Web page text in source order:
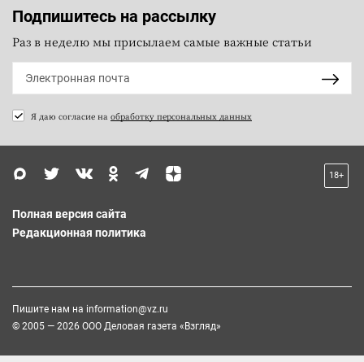
Подпишитесь на рассылку
Раз в неделю мы присылаем самые важные статьи
Я даю согласие на обработку персональных данных
18+
Полная версия сайта
Редакционная политика
Пишите нам на information@vz.ru
© 2005 — 2026 ООО Деловая газета «Взгляд»